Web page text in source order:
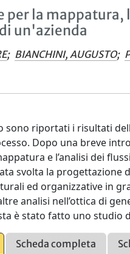
per la
un'azienda
; BIANCHINI, AUGUSTO;
sono riportati i risultati
Dopo una breve
e l’analisi dei
svolta la progettazione
ed organizzative in
analisi nell’ottica di
è stato fatto uno studio
Scheda completa